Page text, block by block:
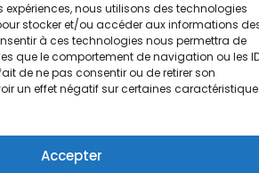
expériences, nous utilisons des technologies
stocker et/ou accéder aux informations
à ces technologies nous permettra de
que le comportement de navigation ou les
de ne pas consentir ou de retirer son
un effet négatif sur certaines
Accepter